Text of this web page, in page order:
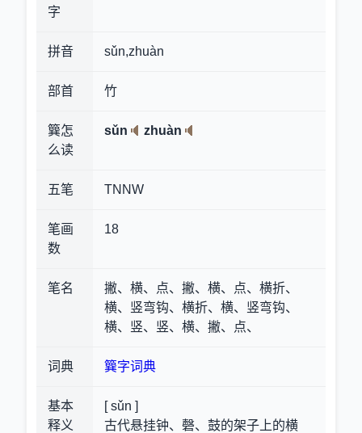
字
拼音 sǔn,zhuàn
部首 竹
簨怎
么读
sǔn zhuàn
五笔 TNNW
笔画
数
18
笔名
撇、横、点、撇、横、点、横折、
横、竖弯钩、横折、横、竖弯钩、
横、竖、竖、横、撇、点、
词典 簨字词典
基本
释义
[ sǔn ]
古代悬挂钟、磬、鼓的架子上的横